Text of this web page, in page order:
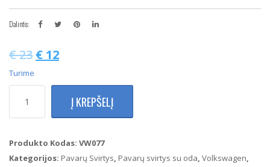
Dalintis:
€23 € 12
Turime
kiekis:
Volkswagen
B5
Pavarų
Į KREPŠELĮ
Produkto Kodas: VW077
Kategorijos: Pavarų Svirtys, Pavarų svirtys su oda, Volkswagen,